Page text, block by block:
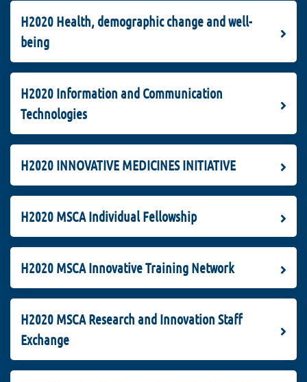
H2020 Health, demographic change and well-
being
H2020 Information and Communication
Technologies
H2020 INNOVATIVE MEDICINES INITIATIVE
H2020 MSCA Individual Fellowship
H2020 MSCA Innovative Training Network
H2020 MSCA Research and Innovation Staff
Exchange